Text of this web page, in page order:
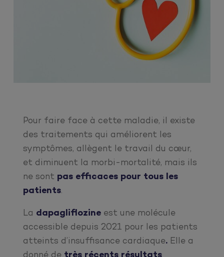
Pour faire face à cette maladie, il existe
des traitements qui améliorent les
symptômes, allègent le travail du cœur,
et diminuent la morbi-mortalité, mais ils
ne sont pas efficaces pour tous les
patients.
La dapagliflozine est une molécule
accessible depuis 2021 pour les patients
atteints d’insuffisance cardiaque. Elle a